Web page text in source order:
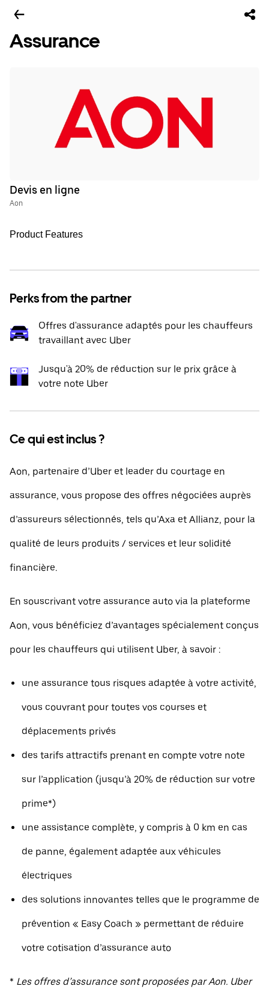
Assurance
Devis en ligne
Aon
Product Features
Perks from the partner
Offres d'assurance adaptés pour les chauffeurs
travaillant avec Uber
Jusqu'à 20% de réduction sur le prix grâce à
votre note Uber
Ce qui est inclus ?
Aon, partenaire d’Uber et leader du courtage en
assurance, vous propose des offres négociées auprès
d’assureurs sélectionnés, tels qu’Axa et Allianz, pour la
qualité de leurs produits / services et leur solidité
financière.
En souscrivant votre assurance auto via la plateforme
Aon, vous bénéficiez d’avantages spécialement conçus
pour les chauffeurs qui utilisent Uber, à savoir :
une assurance tous risques adaptée à votre activité,
vous couvrant pour toutes vos courses et
déplacements privés
des tarifs attractifs prenant en compte votre note
sur l’application (jusqu’à 20% de réduction sur votre
prime*)
une assistance complète, y compris à 0 km en cas
de panne, également adaptée aux véhicules
électriques
des solutions innovantes telles que le programme de
prévention « Easy Coach » permettant de réduire
votre cotisation d’assurance auto
* Les offres d’assurance sont proposées par Aon. Uber